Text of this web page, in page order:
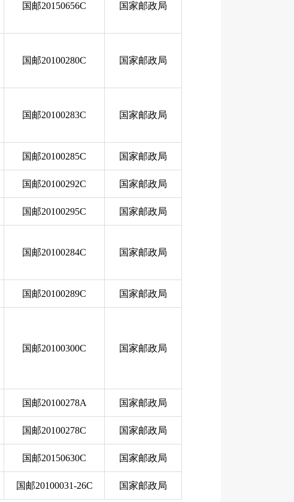
国邮20150656C 国家邮政局
国邮20100280C 国家邮政局
国邮20100283C 国家邮政局
国邮20100285C 国家邮政局
国邮20100292C 国家邮政局
国邮20100295C 国家邮政局
国邮20100284C 国家邮政局
国邮20100289C 国家邮政局
国邮20100300C 国家邮政局
国邮20100278A 国家邮政局
国邮20100278C 国家邮政局
国邮20150630C 国家邮政局
国邮20100031-26C 国家邮政局